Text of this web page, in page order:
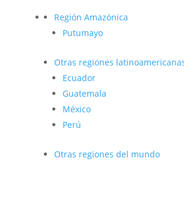
Región Amazónica
Putumayo
Otras regiones
Ecuador
Guatemala
México
Perú
Otras regiones del mundo